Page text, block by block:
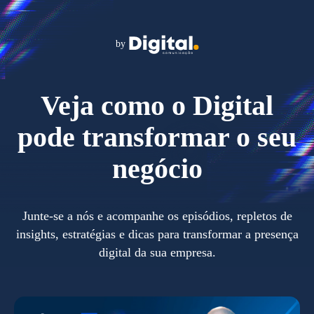
by
Veja como o Digital
pode transformar o seu
negócio
Junte-se a nós e acompanhe os episódios, repletos de
insights, estratégias e dicas para transformar a presença
digital da sua empresa.